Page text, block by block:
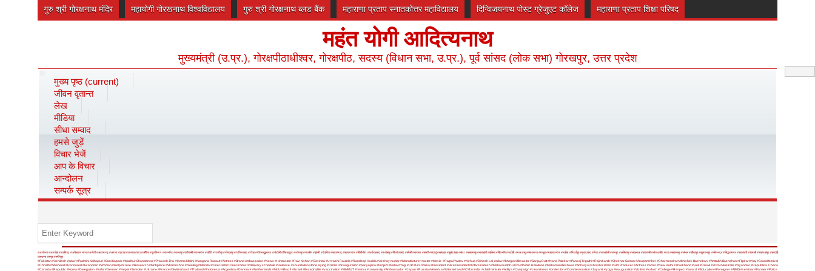
गुरु श्री गोरक्षनाथ मंदिर महायोगी गोरखनाथ विश्वविद्यालय गुरु श्री गोरक्षनाथ ब्लड बैंक महाराणा प्रताप स्नातकोत्तर महाविद्यालय दिग्विजयनाथ पोस्ट ग्रेजुएट कॉलेज महाराणा प्रताप शिक्षा परिषद
महंत योगी आदित्यनाथ
मुख्यमंत्री (उ.प्र.), गोरक्षपीठाधीश्वर, गोरक्षपीठ, सदस्य (विधान सभा, उ.प्र.), पूर्व सांसद (लोक सभा) गोरखपुर, उत्तर प्रदेश
मुख्य पृष्ठ (current)
जीवन वृतान्त
लेख
मीडिया
सीधा सम्वाद
हमसे जुड़ें
विचार भेजें
आप के विचार
आन्दोलन
सम्पर्क सूत्र
#अयोध्या #अमरोहा #अलीगढ़ #अंबेडकर नगर #अमेठी #आजमगढ़ #आगरा #इटावा #उन्नाव #एटा #औरैया #कुशीनगर #कन्नौज #कानपुर #कौशाम्बी #कासगंज #खीरी #गाजीपुर #गोरखपुर #गाजियाबाद #गोंडा #गौतमबुद्धनगर #चंदौली#चित्रकूट#जौनपुर #जालौन #झांसी #देवरिया #प्रतापगढ़ #प्रयागराज #पीलीभीत #फर्रुखाबाद #फतेहपुर #फिरोजाबाद #बरेली #बागपत #बस्ती #बदायूं #बहराइच #बुलंदशहर #बांदा #बलरामपुर #बाराबंकी #बलिया #बिजनौर #भदोही #मऊ #मुजफ्फरनगर #मथुरा #महाराजगंज #महोबा #मिर्जापुर #मुरादाबाद #मेरठ #रायबरेली #रामपुर #ललितपुर #लखनऊ #वाराणसी #संत कबीर नगर #सहारनपुर #संभल #सीतापुर #सुल्तानपुर #सोनभद्र#सिद्धार्थनगर #श्रावस्ती #शामली #शाहजहांपुर #हरदोई
#हाथरस#हापुड़#हमीरपुर
#Pakistan#Akhilesh Yadav#Padmini Kolhapuri #Boni Kapoor #Madhur Bhandarkar #Prakash Jha #Hema Malini #Kangana Ranaut#Actress #Brand Ambassador #News #Hindustan#Ravi Kishan#Govinda#Urvashi Rautela#Randeep Hudda #Akshay Kumar #Manufacturer #actor #Movie #Rajpal Yadav #Nirhua #Dinesh Lal Yadav #bhojpuri film actor#SanjayDutt#Nana Patekar#Pankaj Tripathi#Rajinikanth#Shekhar Suman #Anupam Kher #Dharmendra #Abhishek Bachchan #Amitabh Bachchan #Flipkart#Aaj #Grand festival
#Chhath#Shaheed#Honoured #Economic #Woman #Help #crore #Research #birthplace #Shri Krishna #meeting#Mandal#One District One Product#delivery schedule #Release #Foundation stone laying #District#Inauguration#pariyojana#Project#Baba#Yogi #UP #First#Asia #President #Vice President#Uttar Pradesh #Maha Kumbh-2025#Public Relations #Mahamandleshwar #Acharya #shri shri 1008 #Film Producer #Actress #actor #New Delhi#Jharkhand#Holi#Diwali #2025 #Australia #myanmar #Republica Checa
#Canada#Republic #Korea #Delegation #India #German #Nepal#Sweden#Ukraine #France #Switzerland #Thailand #Indonesia #Argentina#Denmark#Netherlands #MoU #Brazil #Israel #Encephalitis #vaccination#MMMUT#mmmut#University #Ambassador #Japan #Russia #America #Uttarakhand#CM in India #chief minister #Aditya #Campaign#cleanliness #prelection #Commemoration #Jayanti #yoga #inauguration #Victims #kalash#College #Respect#award #Education #Foreigner #AIIMS#seminar#Farmer #Police